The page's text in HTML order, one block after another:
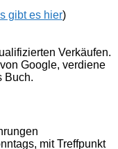
gibt es hier)
Verkäufen.
Google, verdiene
Buch.
mit Treffpunkt